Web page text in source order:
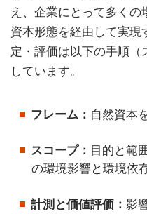
え、企業にとって多く
資本形態を経由して実現
定・評価は以下の手順（
しています。
フレーム： 自然資本
スコープ： 目的と範
の環境影響と環境依
計測と価値評価： 影